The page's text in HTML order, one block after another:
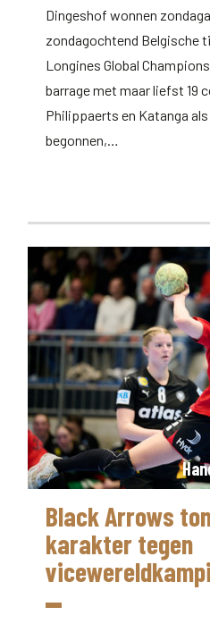
Dingeshof wonnen
zondagochtend Belgische
Longines Global
barrage met maar liefst 19
Philippaerts en Katanga
begonnen,…
Black Arrows
karakter tegen